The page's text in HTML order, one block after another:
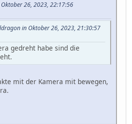
26, 2023, 22:17:56
in Oktober 26, 2023, 21:30:57
gedreht habe sind die
mit der Kamera mit bewegen,